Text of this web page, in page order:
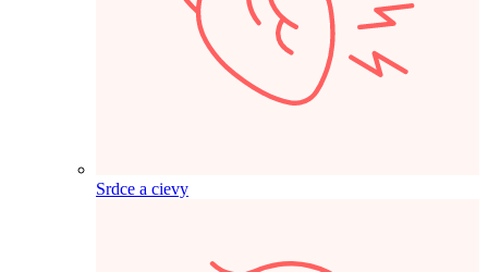
Srdce a cievy